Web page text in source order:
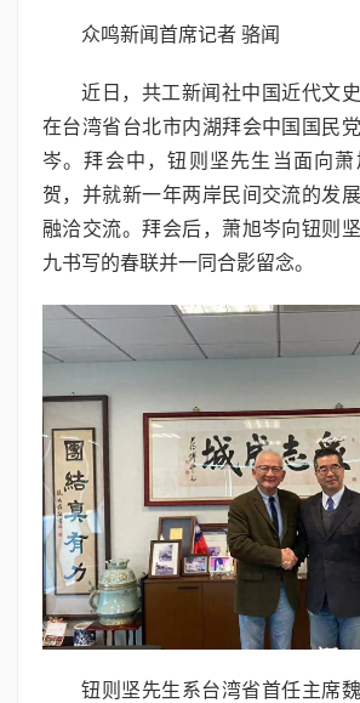
众鸣新闻首席记者 骆闻
近日，共工新闻社中国近代文
在台湾省台北市内湖拜会中国国民
岑。拜会中，钮则坚先生当面向
贺，并就新一年两岸民间交流的发
融洽交流。拜会后，萧旭岑向钮则
九书写的春联并一同合影留念。
钮则坚先生系台湾省首任主席